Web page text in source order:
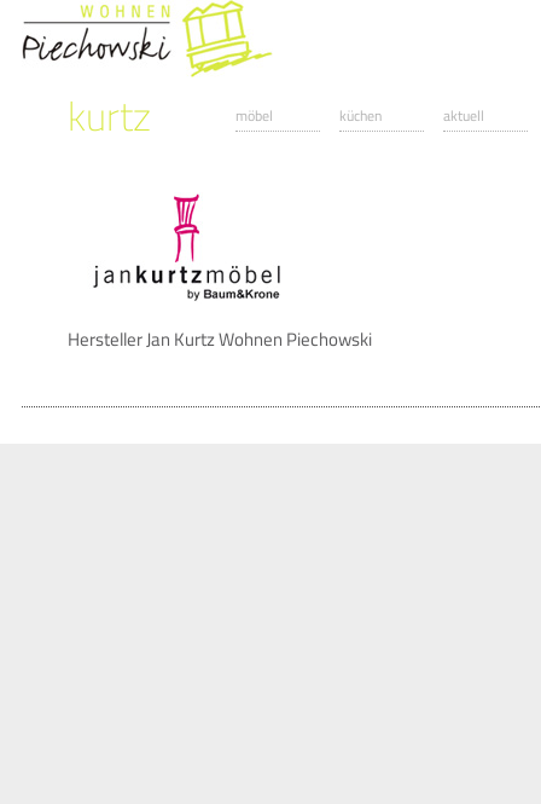
möbel küchen aktuell
kurtz
Hersteller Jan Kurtz Wohnen Piechowski